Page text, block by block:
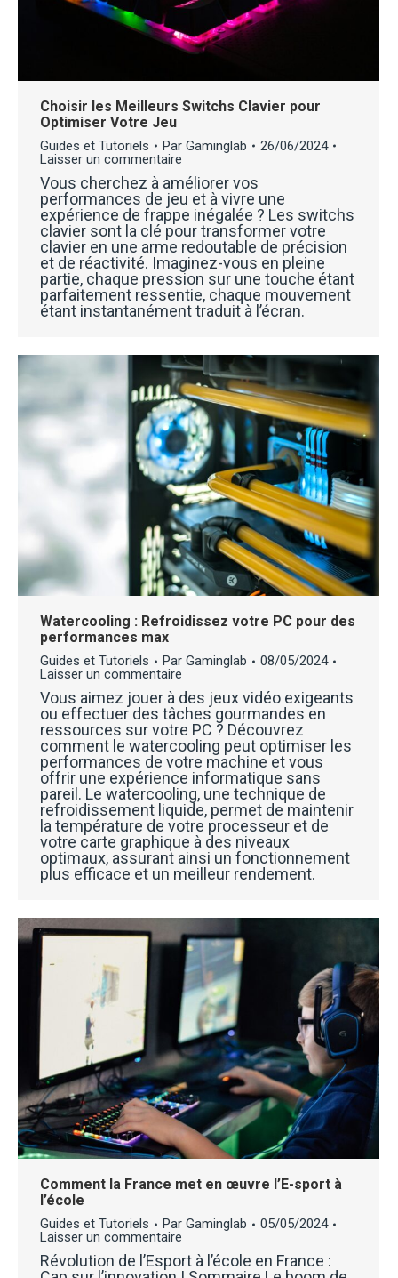
Choisir les Meilleurs Switchs Clavier pour
Optimiser Votre Jeu
Guides et Tutoriels Par Gaminglab
26/06/2024
Laisser un commentaire
Vous cherchez à améliorer vos
performances de jeu et à vivre une
expérience de frappe inégalée ? Les switchs
clavier sont la clé pour transformer votre
clavier en une arme redoutable de précision
et de réactivité. Imaginez-vous en pleine
partie, chaque pression sur une touche étant
parfaitement ressentie, chaque mouvement
étant instantanément traduit à l’écran.
Watercooling : Refroidissez votre PC pour des
performances max
Guides et Tutoriels Par Gaminglab
08/05/2024
Laisser un commentaire
Vous aimez jouer à des jeux vidéo exigeants
ou effectuer des tâches gourmandes en
ressources sur votre PC ? Découvrez
comment le watercooling peut optimiser les
performances de votre machine et vous
offrir une expérience informatique sans
pareil. Le watercooling, une technique de
refroidissement liquide, permet de maintenir
la température de votre processeur et de
votre carte graphique à des niveaux
optimaux, assurant ainsi un fonctionnement
plus efficace et un meilleur rendement.
Comment la France met en œuvre l’E-sport à
l’école
Guides et Tutoriels Par Gaminglab
05/05/2024
Laisser un commentaire
Révolution de l’Esport à l’école en France :